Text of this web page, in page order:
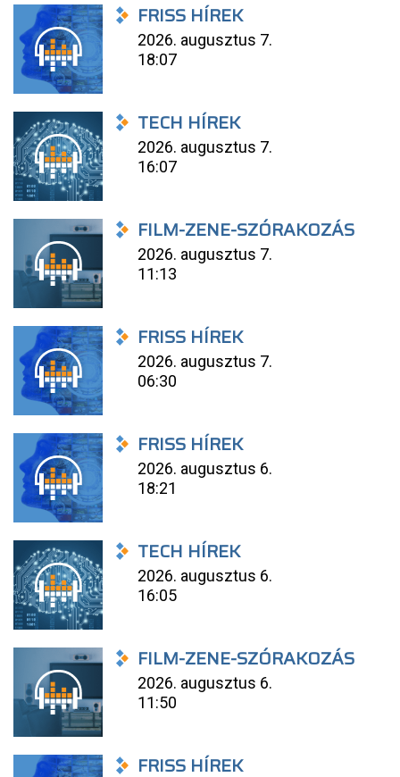
FRISS HÍREK
2026. augusztus 7.
18:07
TECH HÍREK
2026. augusztus 7.
16:07
FILM-ZENE-SZÓRAKOZÁS
2026. augusztus 7.
11:13
FRISS HÍREK
2026. augusztus 7.
06:30
FRISS HÍREK
2026. augusztus 6.
18:21
TECH HÍREK
2026. augusztus 6.
16:05
FILM-ZENE-SZÓRAKOZÁS
2026. augusztus 6.
11:50
FRISS HÍREK